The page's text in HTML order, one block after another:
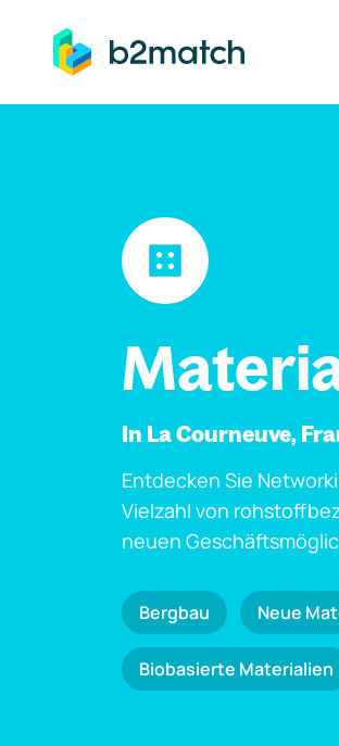
springen
In La Courneuve,
Entdecken Sie
Vielzahl von
neuen
Bergbau Neue
Biobasierte Materialien